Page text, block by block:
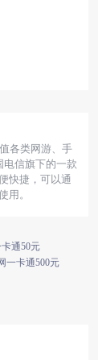
各类网游、手
电信旗下的一款
快捷，可以通
用。
通50元
一卡通500元